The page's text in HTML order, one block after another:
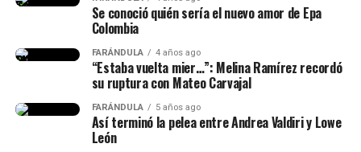
Epa Colombia y su abogada (Imagen
tomada de IG Rechismes)
sido la historia de amor más
impactante de la historia y, a
pesar de muchos bajos y altos,
siempre estuvo para mí”, había
dicho.
Se conoció quién sería el nuevo amor de Epa
Colombia
FARÁNDULA 4 años ago
“Estaba vuelta mier…”: Melina Ramírez recordó
su ruptura con Mateo Carvajal
FARÁNDULA 5 años ago
Así terminó la pelea entre Andrea Valdiri y Lowe
León